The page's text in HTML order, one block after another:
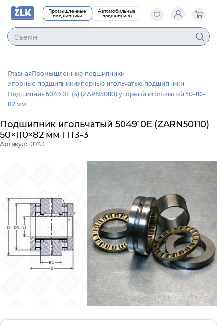
Промышленные
подшипники
Автомобильные
подшипники
Cъемни
ГлавнаяПромышленные подшипники
Упорные подшипникиУпорные игольчатые подшипники
Подшипник 504910Е (4) (ZARN50110) упорный игольчатый 50-110-
82 мм
Подшипник игольчатый 504910Е (ZARN50110)
50×110×82 мм ГПЗ-3
Артикул: 10743